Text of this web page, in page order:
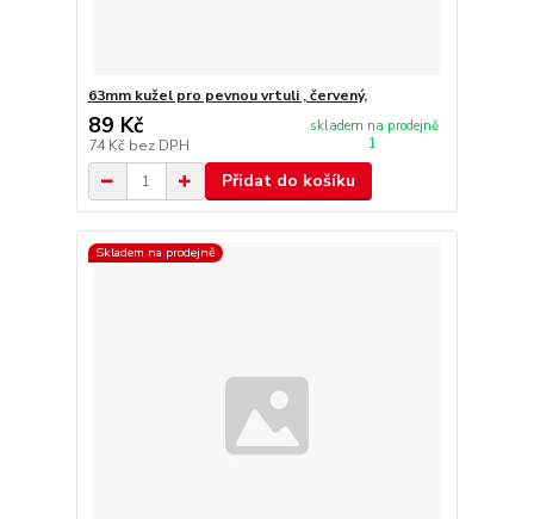
63mm kužel pro pevnou vrtuli , červený,
89 Kč
74 Kč bez DPH
skladem na prodejně
1
Přidat do košíku
Skladem na prodejně